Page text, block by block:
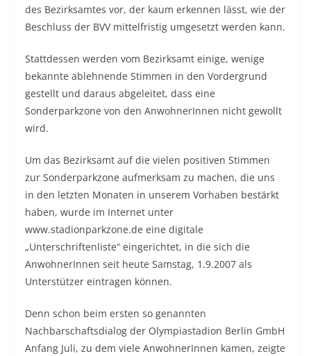
des Bezirksamtes vor, der kaum erkennen lässt, wie der
Beschluss der BVV mittelfristig umgesetzt werden kann.
Stattdessen werden vom Bezirksamt einige, wenige
bekannte ablehnende Stimmen in den Vordergrund
gestellt und daraus abgeleitet, dass eine
Sonderparkzone von den AnwohnerInnen nicht gewollt
wird.
Um das Bezirksamt auf die vielen positiven Stimmen
zur Sonderparkzone aufmerksam zu machen, die uns
in den letzten Monaten in unserem Vorhaben bestärkt
haben, wurde im Internet unter
www.stadionparkzone.de eine digitale
„Unterschriftenliste“ eingerichtet, in die sich die
AnwohnerInnen seit heute Samstag, 1.9.2007 als
Unterstützer eintragen können.
Denn schon beim ersten so genannten
Nachbarschaftsdialog der Olympiastadion Berlin GmbH
Anfang Juli, zu dem viele AnwohnerInnen kamen, zeigte